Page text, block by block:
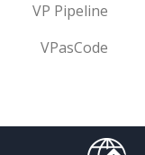
VP Pipeline
VPasCode